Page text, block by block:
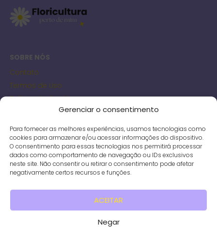
Gerenciar o consentimento
Para fornecer as melhores experiências, usamos tecnologias como
cookies para armazenar e/ou acessar informações do dispositivo.
O consentimento para essas tecnologias nos permitirá processar
dados como comportamento de navegação ou IDs exclusivos
neste site. Não consentir ou retirar o consentimento pode afetar
negativamente certos recursos e funções.
ACEITAR
Negar
SOBRE NÓS
Contato
Termos de Uso
Política de Cookies
Política de Privacidade
FLORICULTURAS
Floriculturas em Guarulhos
Floriculturas em São Gonçalo
© 2025 Floricultura perto de mim · Todos os direitos